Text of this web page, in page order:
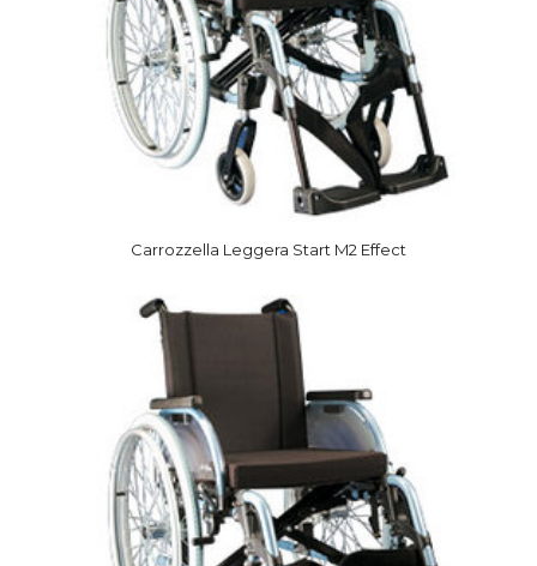
Carrozzella Leggera Start M2 Effect